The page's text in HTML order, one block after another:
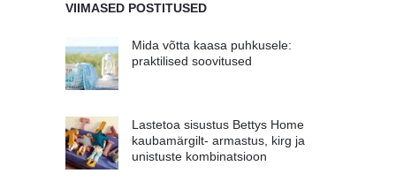
VIIMASED POSTITUSED
Mida võtta kaasa puhkusele:
praktilised soovitused
Lastetoa sisustus Bettys Home
kaubamärgilt- armastus, kirg ja
unistuste kombinatsioon